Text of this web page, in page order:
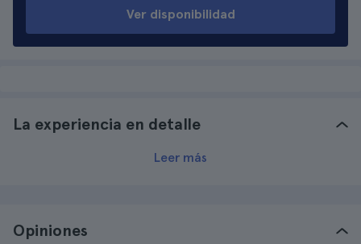
Ver disponibilidad
La experiencia en detalle
Leer más
Opiniones